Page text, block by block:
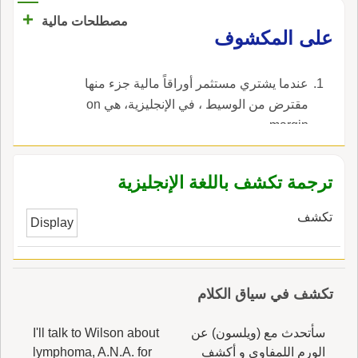
مصطلحات مالية
+
على المكشوف
عندما يشتري مستثمر أوراقاً مالية جزء منها
مقترض من الوسيط ، في الإنجليزية، هي on
margin.
ترجمة تكشف باللغة الإنجليزية
تكشف Display
تكشف في سياق الكلام
سأتحدث مع (ويلسون) عن
الورم اللمفاوي و أكشف
I'll talk to Wilson about
lymphoma, A.N.A. for